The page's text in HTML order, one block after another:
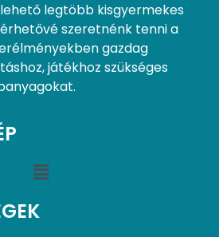
legtöbb kisgyermekes
szeretnénk tenni a
gazdag
játékhoz szükséges